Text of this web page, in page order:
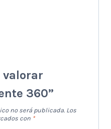
valorar
360”
no será publicada. Los
con *